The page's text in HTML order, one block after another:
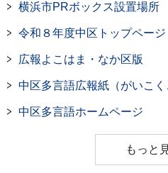
横浜市PRボックス設置場所
令和８年度中区トップペー
広報よこはま・なか区版
中区多言語広報紙（がいこく
中区多言語ホームページ
もっと